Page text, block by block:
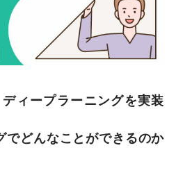
ィープラーニングを実装
でどんなことができるのか